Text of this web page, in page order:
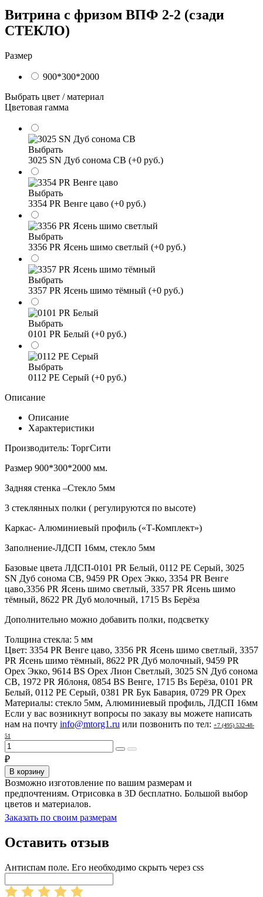
Витрина с фризом ВПФ 2-2 (сзади
СТЕКЛО)
Размер
900*300*2000
Выбрать цвет / материал
Цветовая гамма
Выбрать
3025 SN Дуб сонома СВ (+0 руб.)
Выбрать
3354 PR Венге цаво (+0 руб.)
Выбрать
3356 PR Ясень шимо светлый (+0 руб.)
Выбрать
3357 PR Ясень шимо тёмный (+0 руб.)
Выбрать
0101 PR Белый (+0 руб.)
Выбрать
0112 PE Серый (+0 руб.)
Описание
Описание
Характеристики
Производитель: ТоргСити
Размер 900*300*2000 мм.
Задняя стенка –Стекло 5мм
3 стеклянных полки ( регулируются по высоте)
Каркас- Алюминиевый профиль («Т-Комплект»)
Заполнение-ЛДСП 16мм, стекло 5мм
Базовые цвета ЛДСП-0101 PR Белый, 0112 PE Серый, 3025
SN Дуб сонома СВ, 9459 PR Орех Экко, 3354 PR Венге
цаво,3356 PR Ясень шимо светлый, 3357 PR Ясень шимо
тёмный, 8622 PR Дуб молочный, 1715 Bs Берёза
Дополнительно можно добавить полки, подсветку
Толщина стекла: 5 мм
Цвет: 3354 PR Венге цаво, 3356 PR Ясень шимо светлый, 3357
PR Ясень шимо тёмный, 8622 PR Дуб молочный, 9459 PR
Орех Экко, 9614 BS Орех Лион Светлый, 3025 SN Дуб сонома
СВ, 1972 PR Яблоня, 0854 BS Венге, 1715 Bs Берёза, 0101 PR
Белый, 0112 PE Серый, 0381 PR Бук Бавария, 0729 PR Орех
Материалы: стекло 5мм, Алюминиевый профиль, ЛДСП 16мм
Если у вас возникнут вопросы по заказу вы можете написать
нам на почту info@mtorg1.ru или позвонить по тел: +7 (495) 532-48-
51
₽
В корзину
Возможно изготовление по вашим размерам и
предпочтениям. Отрисовка в 3D бесплатно. Большой выбор
цветов и материалов.
Заказать по своим размерам
Оставить отзыв
Антиспам поле. Его необходимо скрыть через css